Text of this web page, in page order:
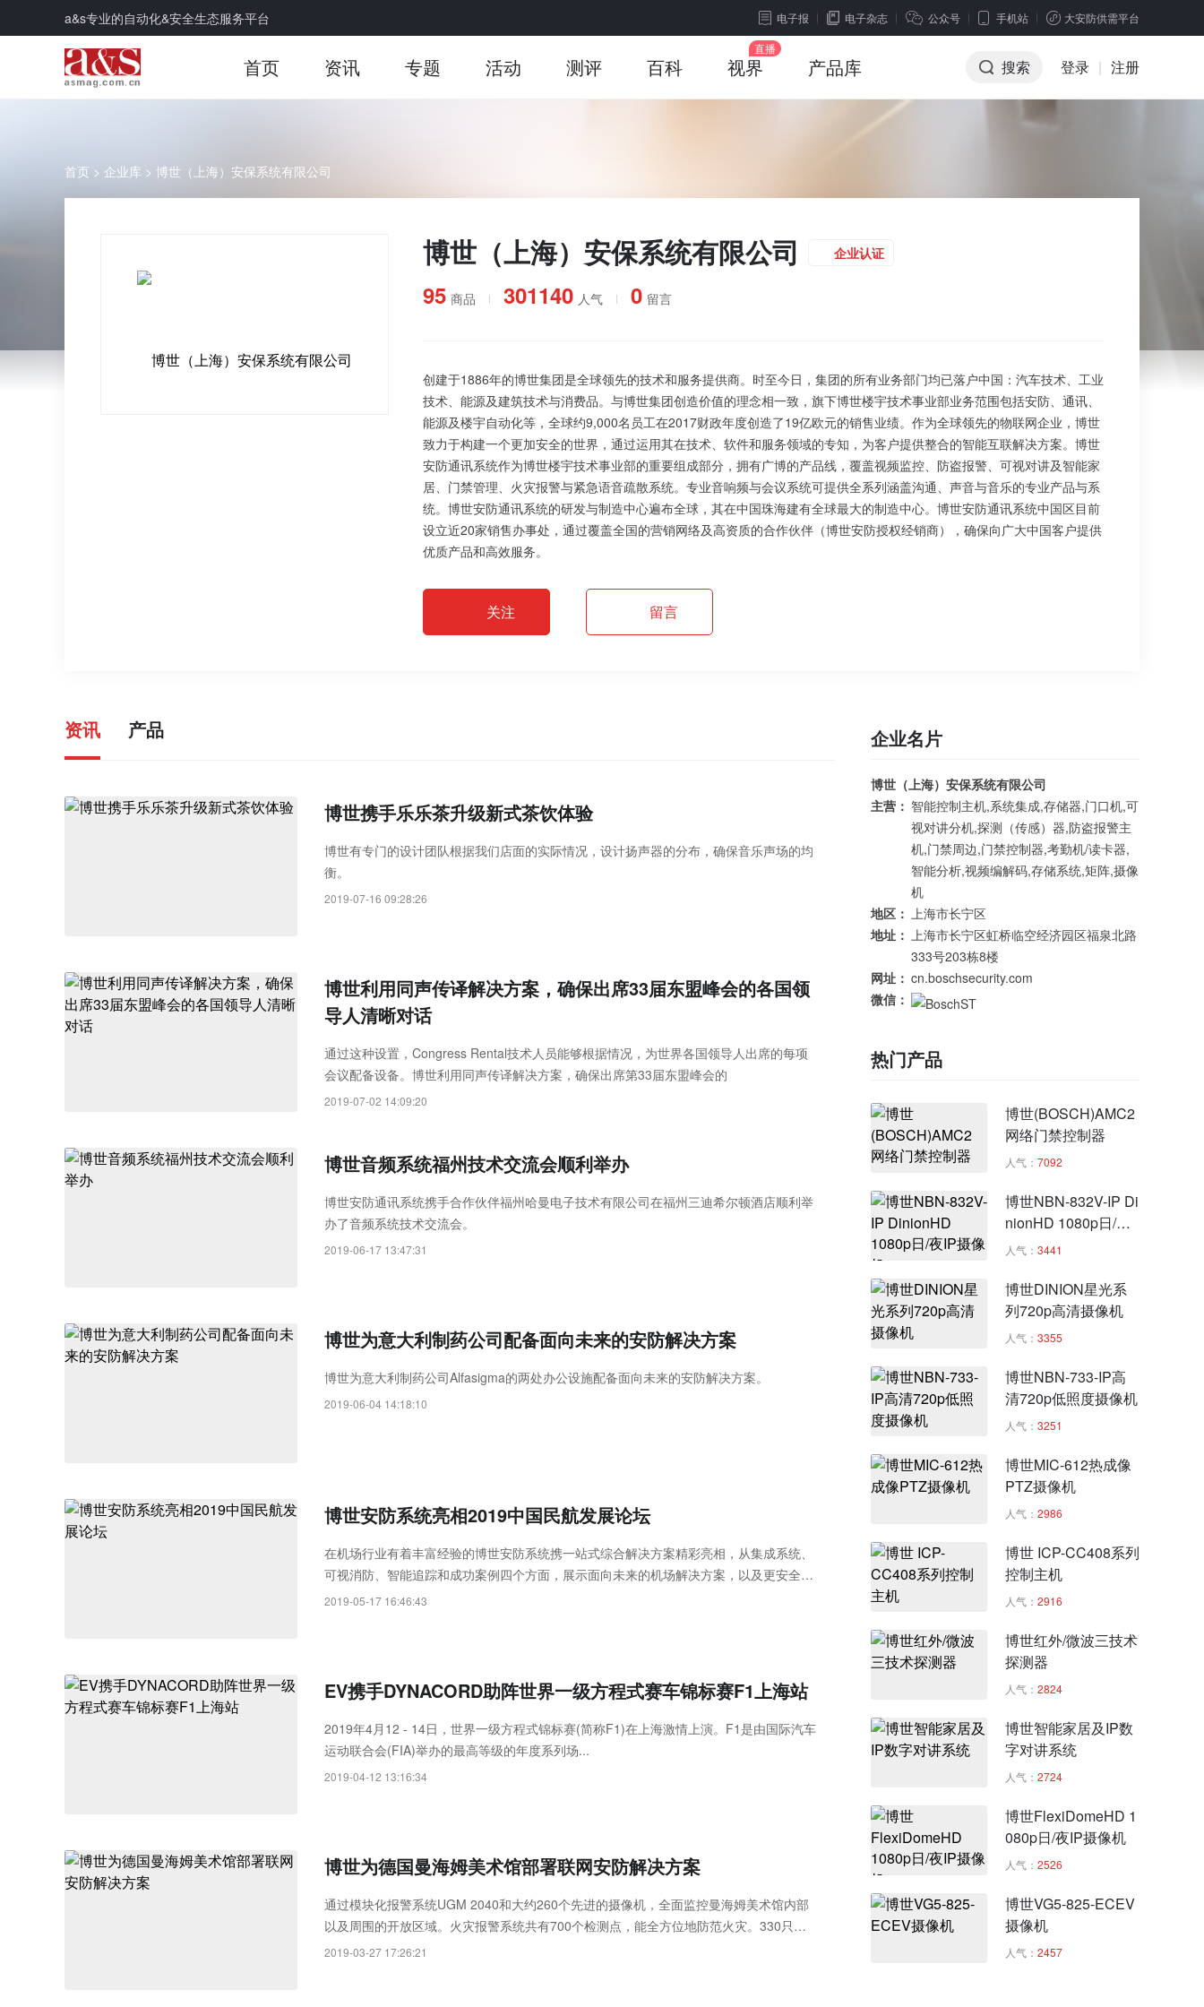
a&s专业的自动化&安全生态服务平台 电子报 电子杂志 公众号 手机站 大安防供需平台
首页 资讯 专题 活动 测评 百科 视界 产品库 搜索 登录 | 注册
首页 > 企业库 > 博世（上海）安保系统有限公司
博世（上海）安保系统有限公司 企业认证
95 商品 301140 人气 0 留言
创建于1886年的博世集团是全球领先的技术和服务提供商。时至今日，集团的所有业务部门均已落户中国：汽车技术、工业
技术、能源及建筑技术与消费品。与博世集团创造价值的理念相一致，旗下博世楼宇技术事业部业务范围包括安防、通讯、
能源及楼宇自动化等，全球约9,000名员工在2017财政年度创造了19亿欧元的销售业绩。作为全球领先的物联网企业，博世
致力于构建一个更加安全的世界，通过运用其在技术、软件和服务领域的专知，为客户提供整合的智能互联解决方案。博世
安防通讯系统作为博世楼宇技术事业部的重要组成部分，拥有广博的产品线，覆盖视频监控、防盗报警、可视对讲及智能家
居、门禁管理、火灾报警与紧急语音疏散系统。专业音响频与会议系统可提供全系列涵盖沟通、声音与音乐的专业产品与系
统。博世安防通讯系统的研发与制造中心遍布全球，其在中国珠海建有全球最大的制造中心。博世安防通讯系统中国区目前
设立近20家销售办事处，通过覆盖全国的营销网络及高资质的合作伙伴（博世安防授权经销商），确保向广大中国客户提供
优质产品和高效服务。
关注 留言
资讯 产品
博世携手乐乐茶升级新式茶饮体验
博世有专门的设计团队根据我们店面的实际情况，设计扬声器的分布，确保音乐声场的均
衡。
2019-07-16 09:28:26
博世利用同声传译解决方案，确保出席33届东盟峰会的各国领
导人清晰对话
通过这种设置，Congress Rental技术人员能够根据情况，为世界各国领导人出席的每项
会议配备设备。博世利用同声传译解决方案，确保出席第33届东盟峰会的
2019-07-02 14:09:20
博世音频系统福州技术交流会顺利举办
博世安防通讯系统携手合作伙伴福州哈曼电子技术有限公司在福州三迪希尔顿酒店顺利举
办了音频系统技术交流会。
2019-06-17 13:47:31
博世为意大利制药公司配备面向未来的安防解决方案
博世为意大利制药公司Alfasigma的两处办公设施配备面向未来的安防解决方案。
2019-06-04 14:18:10
博世安防系统亮相2019中国民航发展论坛
在机场行业有着丰富经验的博世安防系统携一站式综合解决方案精彩亮相，从集成系统、
可视消防、智能追踪和成功案例四个方面，展示面向未来的机场解决方案，以及更安全、
高效的客户体验。
2019-05-17 16:46:43
EV携手DYNACORD助阵世界一级方程式赛车锦标赛F1上海站
2019年4月12 - 14日，世界一级方程式锦标赛(简称F1)在上海激情上演。F1是由国际汽车
运动联合会(FIA)举办的最高等级的年度系列场...
2019-04-12 13:16:34
博世为德国曼海姆美术馆部署联网安防解决方案
通过模块化报警系统UGM 2040和大约260个先进的摄像机，全面监控曼海姆美术馆内部
以及周围的开放区域。火灾报警系统共有700个检测点，能全方位地防范火灾。330只扬
声器用于在必要时疏散访客和员工。所有安全设备全部由博世的楼宇集成系统统一控制。
2019-03-27 17:26:21
企业名片
博世（上海）安保系统有限公司
主营： 智能控制主机,系统集成,存储器,门口机,可
视对讲分机,探测（传感）器,防盗报警主
机,门禁周边,门禁控制器,考勤机/读卡器,
智能分析,视频编解码,存储系统,矩阵,摄像
机
地区： 上海市长宁区
地址： 上海市长宁区虹桥临空经济园区福泉北路
333号203栋8楼
网址： cn.boschsecurity.com
微信：
热门产品
博世(BOSCH)AMC2
网络门禁控制器
人气： 7092
博世NBN-832V-IP Di
nionHD 1080p日/夜I
P摄像机
人气： 3441
博世DINION星光系
列720p高清摄像机
人气： 3355
博世NBN-733-IP高
清720p低照度摄像机
人气： 3251
博世MIC-612热成像
PTZ摄像机
人气： 2986
博世 ICP-CC408系列
控制主机
人气： 2916
博世红外/微波三技术
探测器
人气： 2824
博世智能家居及IP数
字对讲系统
人气： 2724
博世FlexiDomeHD 1
080p日/夜IP摄像机
人气： 2526
博世VG5-825-ECEV
摄像机
人气： 2457